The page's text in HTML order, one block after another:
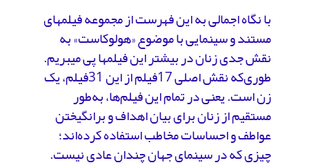
با نگاه اجمالی به این فهرست از مجموعه فیلم­های
مستند و سینمایی با موضوع «هولوکاست» به
نقش جدی زنان در بیشتر این فیلم­ها پی می­بریم.
طوری‌که نقش اصلی 17فیلم از این 31فیلم، یک
زن است. یعنی در تمام این فیلم‌ها، به‌طور
مستقیم از زنان برای بیان اهداف و برانگیختن
عواطف و احساسات مخاطب استفاده کرده‌اند؛
چیزی که در سینمای جهان چندان عادی نیست.